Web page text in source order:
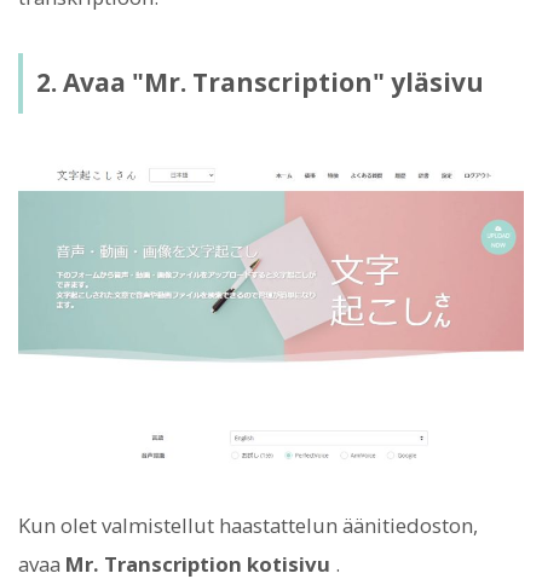
2. Avaa "Mr. Transcription" yläsivu
Kun olet valmistellut haastattelun äänitiedoston,
avaa Mr. Transcription kotisivu .